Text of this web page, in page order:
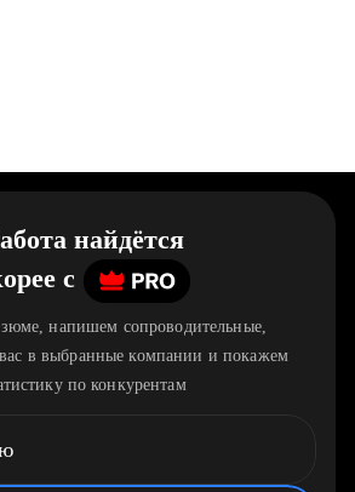
найдётся
c
напишем сопроводительные,
в выбранные компании и покажем
по конкурентам